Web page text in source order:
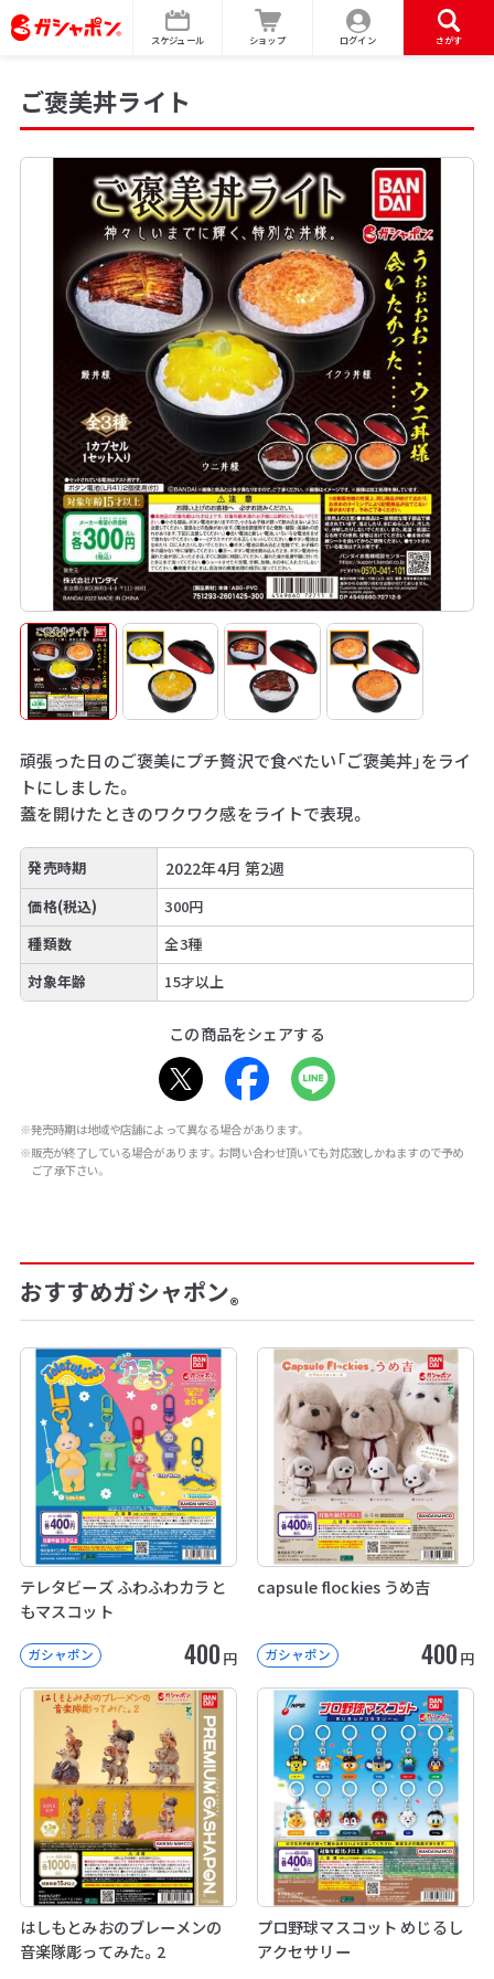
スケジュール ショップ ログイン さがす
ご褒美丼ライト
頑張った日のご褒美にプチ贅沢で食べたい「ご褒美丼」をライ
トにしました。
蓋を開けたときのワクワク感をライトで表現。
発売時期 2022年4月 第2週
価格(税込)
300円
種類数
全3種
対象年齢
15才以上
この商品をシェアする
※発売時期は地域や店舗によって異なる場合があります。
※販売が終了している場合があります。お問い合わせ頂いても対応致しかねますので予め
ご了承下さい。
おすすめガシャポン®
テレタビーズ ふわふわカラと
もマスコット
ガシャポン 400 円
capsule flockies うめ吉
ガシャポン 400 円
はしもとみおのブレーメンの
音楽隊彫ってみた。2
プロ野球マスコット めじるし
アクセサリー